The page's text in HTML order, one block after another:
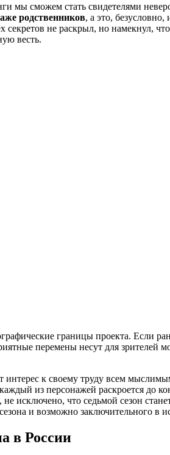
мы сможем стать свидетелями
родственников, а это,
секретов не раскрыл, но намекнул,
весть.
границы проекта. Если
перемены несут для
интерес к своему труду всем
каждый из персонажей раскроется до
не исключено, что седьмой сезон
и возможно заключительного
в России